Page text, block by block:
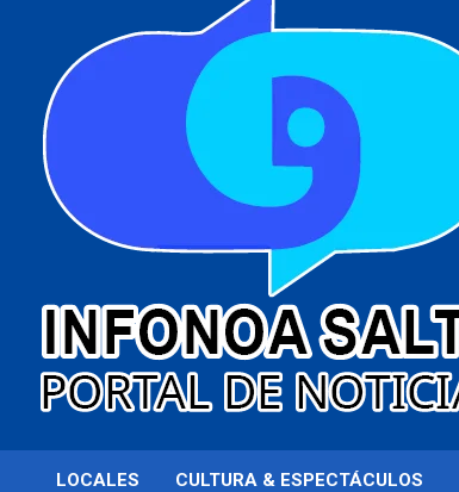
Infonoa Salta
LOCALES CULTURA & ESPECTÁCULOS